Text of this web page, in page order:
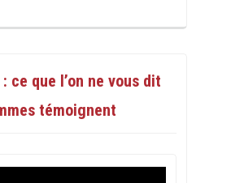
ce que l’on ne vous dit
témoignent